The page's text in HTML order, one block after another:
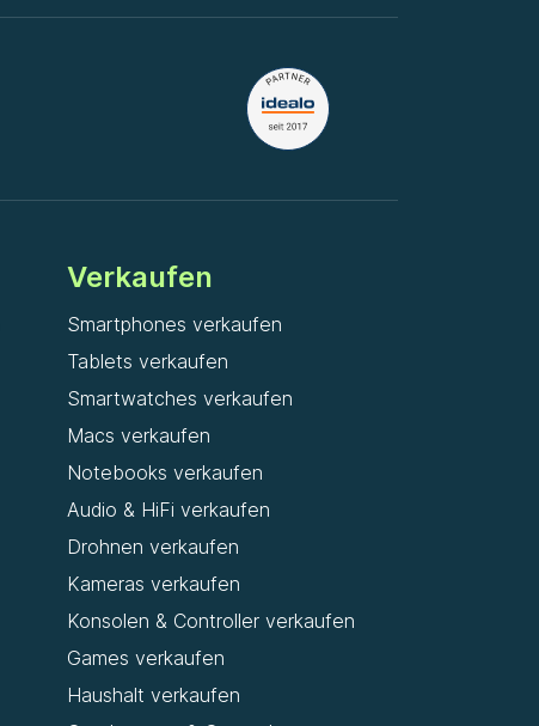
Verkaufen
Smartphones verkaufen
Tablets verkaufen
Smartwatches verkaufen
Macs verkaufen
Notebooks verkaufen
Audio & HiFi verkaufen
Drohnen verkaufen
Kameras verkaufen
Konsolen & Controller verkaufen
Games verkaufen
Haushalt verkaufen